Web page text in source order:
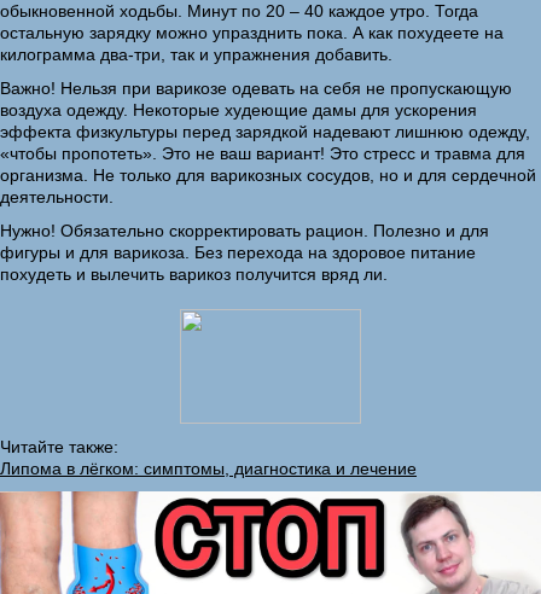
обыкновенной ходьбы. Минут по 20 – 40 каждое утро. Тогда
остальную зарядку можно упразднить пока. А как похудеете на
килограмма два-три, так и упражнения добавить.
Важно! Нельзя при варикозе одевать на себя не пропускающую
воздуха одежду. Некоторые худеющие дамы для ускорения
эффекта физкультуры перед зарядкой надевают лишнюю одежду,
«чтобы пропотеть». Это не ваш вариант! Это стресс и травма для
организма. Не только для варикозных сосудов, но и для сердечной
деятельности.
Нужно! Обязательно скорректировать рацион. Полезно и для
фигуры и для варикоза. Без перехода на здоровое питание
похудеть и вылечить варикоз получится вряд ли.
Читайте также:
Липома в лёгком: симптомы, диагностика и лечение